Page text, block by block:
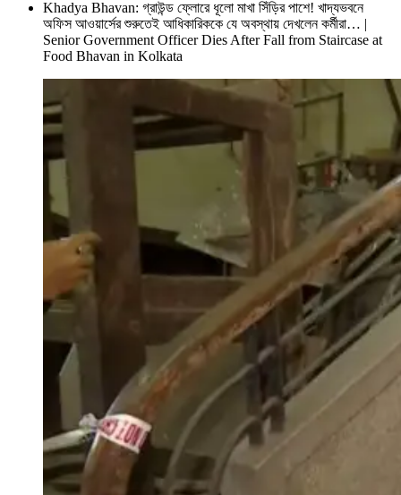
Khadya Bhavan: গ্রাউন্ড ফ্লোরে ধূলো মাখা সিঁড়ির পাশে! খাদ্যভবনে
অফিস আওয়ার্সের শুরুতেই আধিকারিককে যে অবস্থায় দেখলেন কর্মীরা… |
Senior Government Officer Dies After Fall from Staircase at
Food Bhavan in Kolkata